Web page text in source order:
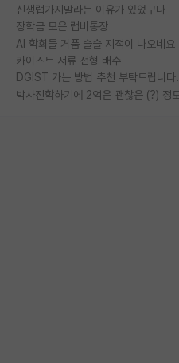
신생랩가지말라는 이유가 있었구나
장학금 모은 랩비통장
AI 학회들 거품 슬슬 지적이 나오네요
카이스트 서류 전형 배수
DGIST 가는 방법 추천 부탁드립니다.